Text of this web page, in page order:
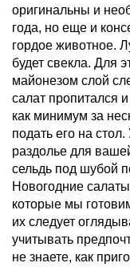
оригинальны и
года, но еще и
гордое животное.
будет свекла. Для
майонезом слой
салат пропитался
как минимум за
подать его на
раздолье для
сельдь под шубой
Новогодние
которые мы
их следует
учитывать
не знаете, как